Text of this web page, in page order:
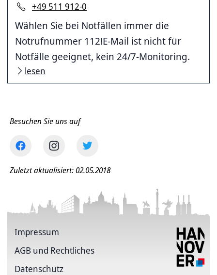
+49 511 912-0
Wählen Sie bei Notfällen immer die
Notrufnummer 112!E-Mail ist nicht für
Notfälle geeignet, kein 24/7-Monitoring.
lesen
Besuchen Sie uns auf
Zuletzt aktualisiert: 02.05.2018
Impressum
AGB und Rechtliches
Datenschutz